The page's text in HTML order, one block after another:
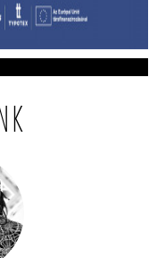
ami számunkra
róla?